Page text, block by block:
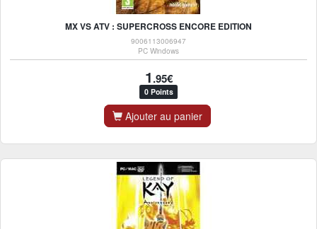
MX VS ATV : SUPERCROSS ENCORE EDITION
9006113006947
PC Windows
1.95€
0 Points
Ajouter au panier